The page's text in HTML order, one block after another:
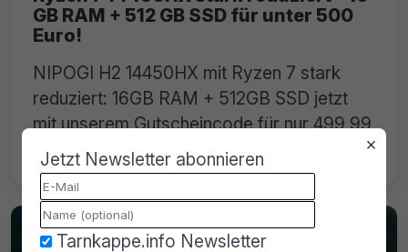
GB RAM + 512 GB SSD für unter 500
Euro!
NIPOGI H2 14450HX mit Ryzen 7 stark
reduziert: 16GB RAM + 512GB SSD jetzt
mit unserem Gutscheincode für nur 499,99
€ statt 799,99 € sichern!
×
Jetzt Newsletter abonnieren
Tarnkappe.info Newsletter